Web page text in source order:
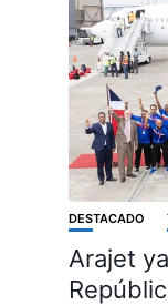
DESTACADO
Arajet